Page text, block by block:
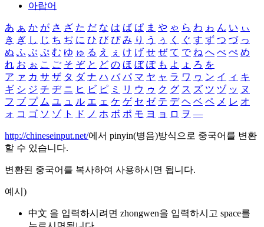
아랍어
あ ぁ か が さ ざ た だ な は ば ぱ ま や ゃ ら わ ゎ ん い ぃ
き ぎ し じ ち ぢ に ひ び ぴ み り う ぅ く ぐ す ず つ づ っ
ぬ ふ ぶ ぷ む ゆ ゅ る え ぇ け げ せ ぜ て で ね へ べ ぺ め
れ お ぉ こ ご そ ぞ と ど の ほ ぼ ぽ も よ ょ ろ を
ア ァ カ サ ザ タ ダ ナ ハ バ パ マ ヤ ャ ラ ワ ヮ ン イ ィ キ
ギ シ ジ チ ヂ ニ ヒ ビ ピ ミ リ ウ ゥ ク グ ス ズ ツ ヅ ッ ヌ
フ ブ プ ム ユ ュ ル エ ェ ケ ゲ セ ゼ テ デ ヘ ベ ペ メ レ オ
ォ コ ゴ ソ ゾ ト ド ノ ホ ボ ポ モ ヨ ョ ロ ヲ ―
http://chineseinput.net/에서 pinyin(병음)방식으로 중국어를 변환
할 수 있습니다.
변환된 중국어를 복사하여 사용하시면 됩니다.
예시)
中文 을 입력하시려면 zhongwen을 입력하시고 space를